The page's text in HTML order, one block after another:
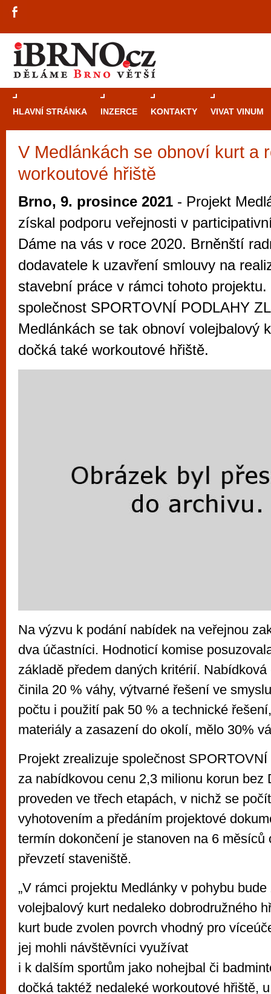
HLAVNÍ STRÁNKA INZERCE KONTAKTY VIVAT VINUM
V Medlánkách se obnoví kurt a
workoutové hřiště
Brno, 9. prosince 2021 - Projekt
získal podporu veřejnosti v
Dáme na vás v roce 2020. Brněnští
dodavatele k uzavření smlouvy na
stavební práce v rámci tohoto
společnost SPORTOVNÍ PODLAHY
Medlánkách se tak obnoví volejbalový
dočká také workoutové hřiště.
Na výzvu k podání nabídek na veřejnou
dva účastníci. Hodnoticí komise
základě předem daných kritérií.
činila 20 % váhy, výtvarné řešení ve
počtu i použití pak 50 % a technické
materiály a zasazení do okolí, mělo 30%
Projekt zrealizuje společnost
za nabídkovou cenu 2,3 milionu korun bez
proveden ve třech etapách, v nichž se
vyhotovením a předáním projektové
termín dokončení je stanoven na 6 měsíců
převzetí staveniště.
„V rámci projektu Medlánky v pohybu
volejbalový kurt nedaleko dobrodružného
kurt bude zvolen povrch vhodný pro
jej mohli návštěvníci využívat
i k dalším sportům jako nohejbal či
dočká taktéž nedaleké workoutové hřiště,
Průvodce
Brno je
zajímavé
restaurace,
Mimo jiné je ale také místem, kde si
vyzkoušet různé kasinové hry. V
metropoli naleznete širokou nabídku her
po moderní automaty jak pro pravidelné
příležitostné hráče. V...